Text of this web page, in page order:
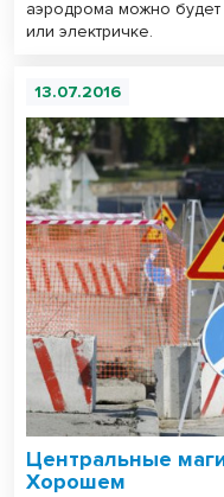
аэродрома можно будет
или электричке.
13.07.2016
Центральные
Хорошем